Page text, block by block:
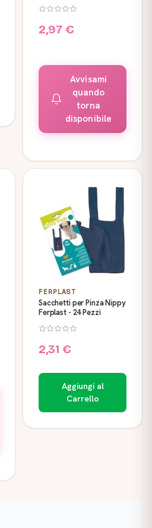
2,97 €
Avvisami
quando
torna
disponibile
FERPLAST
Sacchetti per Pinza Nippy
Ferplast - 24 Pezzi
2,31 €
Aggiungi al
Carrello